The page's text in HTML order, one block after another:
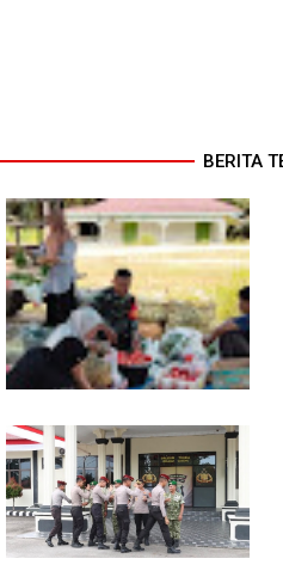
BERITA
Babinsa Turun ke Pasar, Harga
dan Ketersediaan Sembako
Dipantau